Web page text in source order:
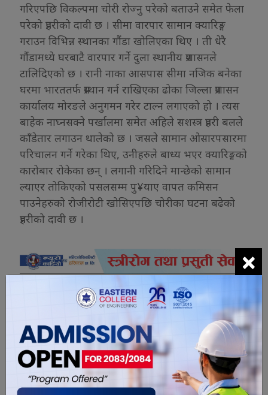
गरिएपछि विकल्पमा चोरी रोज्नु परेको बताउने समेत फेला
परेको प्रहरीको दावी छ । सीमा वारपार सामान क्यारिङ्ग
गराउन विभिन्न स्थानका गौंडा खोलिएका थिए । ती धेरै
गौंडामध्ये घरबाटै वारपार गर्ने दुला स्थानीय प्रशासनले
टालिदिएको छ । रानी नाका आसपास सीमा नजिक बनेका
घरमा भारततर्फ प्रस्थान गर्न राखिएका ढोका जिल्ला प्रशासन
कार्यालय मोरङले अनुगमन गरेर टाल्न लगाएको हो । त्यस
बाहेक नाघ्नसक्ने पर्खालमा समेत अहिले सशस्त्र प्रहरी बलले
काँडेतार लगाउन थालेको छ । जसले सामान ओसारपसारमा
परिचालन गर्ने गरेका थिए, उनीहरुले बाध्य भएर क्यारिङ्गको
कारोबार रोकेका छन् । लगानी गरिदिने मान्छेको सामान
ल्याएर तोकिएको पसलसम्म पु¥याए वापत कमिसन
पाउनेहरुको रोजीरोटी खोसिएपछि चोरीका घटना बढेको
प्रहरीको दावी छ ।
यो खबर पढेर तपाईलाई कस्तो महसुस
भयो ?
0 0 0 0
×